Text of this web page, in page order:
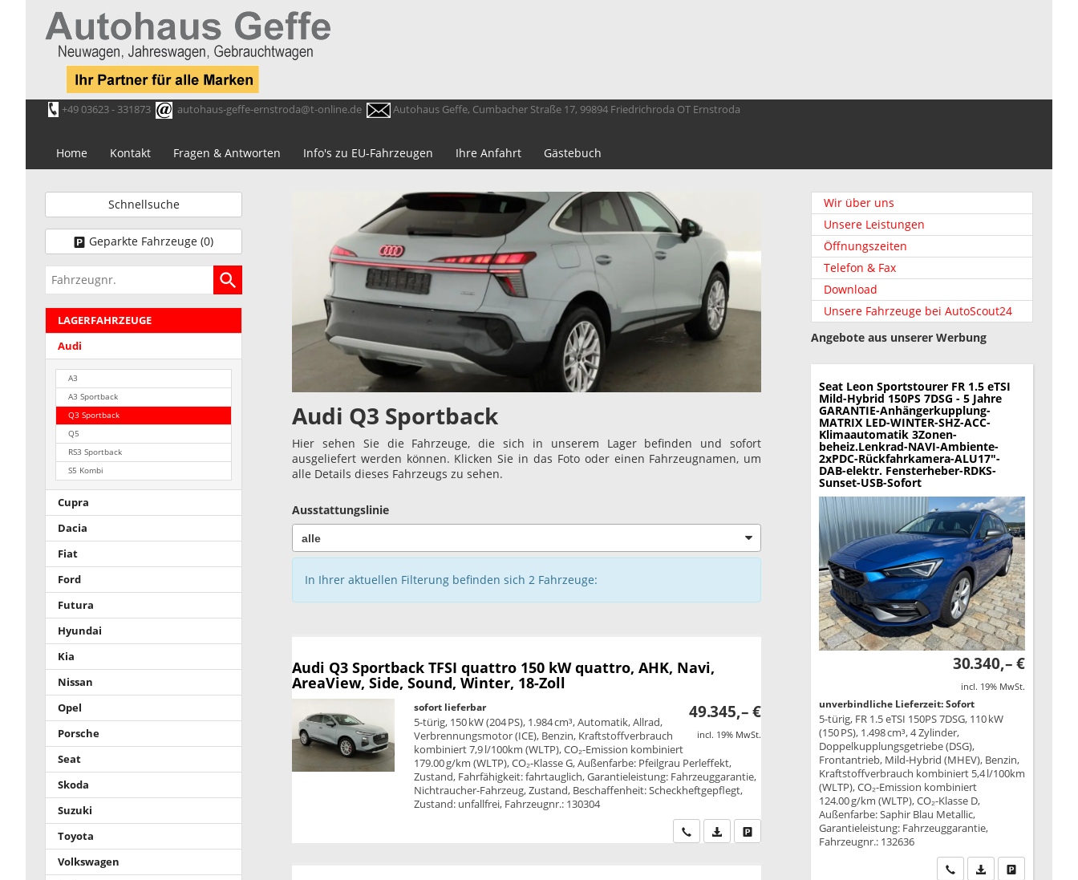
+49 03623 - 331873 autohaus-geffe-ernstroda@t-online.de Autohaus Geffe, Cumbacher Straße 17, 99894 Friedrichroda OT Ernstroda
Home Kontakt Fragen & Antworten Info's zu EU-Fahrzeugen Ihre Anfahrt Gästebuch
Audi Q3 Sportback
Hier sehen Sie die Fahrzeuge, die sich in unserem Lager befinden und sofort
ausgeliefert werden können. Klicken Sie in das Foto oder einen Fahrzeugnamen, um
alle Details dieses Fahrzeugs zu sehen.
Ausstattungslinie
In Ihrer aktuellen Filterung befinden sich 2Fahrzeuge:
Audi Q3 Sportback TFSI quattro 150 kW quattro, AHK, Navi,
AreaView, Side, Sound, Winter, 18-Zoll
49.345,– €
incl. 19% MwSt.
sofort lieferbar
5-türig, 150 kW (204 PS), 1.984 cm³, Automatik, Allrad,
Verbrennungsmotor (ICE), Benzin, Kraftstoffverbrauch
kombiniert 7,9 l/100km (WLTP), CO₂-Emission kombiniert
179.00 g/km (WLTP), CO₂-Klasse G, Außenfarbe: Pfeilgrau Perleffekt,
Zustand, Fahrfähigkeit: fahrtauglich, Garantieleistung: Fahrzeuggarantie,
Nichtraucher-Fahrzeug, Zustand, Beschaffenheit: Scheckheftgepflegt,
Zustand: unfallfrei, Fahrzeugnr.: 130304
Wir rufen Sie anPDF-Datei, Fahrzeugexposé drucken
Drucken, parken oder vergleichen
Schnellsuche
Geparkte Fahrzeuge (0)
Fahrzeugnr.
LAGERFAHRZEUGE
Audi
A3
A3 Sportback
Q3 Sportback
Q5
RS3 Sportback
S5 Kombi
Cupra
Dacia
Fiat
Ford
Futura
Hyundai
Kia
Nissan
Opel
Porsche
Seat
Skoda
Suzuki
Toyota
Volkswagen
Wir über uns
Unsere Leistungen
Öffnungszeiten
Telefon & Fax
Download
Unsere Fahrzeuge bei AutoScout24
Angebote aus unserer Werbung
Seat Leon Sportstourer FR 1.5 eTSI
Mild-Hybrid 150PS 7DSG - 5 Jahre
GARANTIE-Anhängerkupplung-
MATRIX LED-WINTER-SHZ-ACC-
Klimaautomatik 3Zonen-
beheiz.Lenkrad-NAVI-Ambiente-
2xPDC-Rückfahrkamera-ALU17"-
DAB-elektr. Fensterheber-RDKS-
Sunset-USB-Sofort
30.340,– €
incl. 19% MwSt.
unverbindliche Lieferzeit: Sofort
5-türig, FR 1.5 eTSI 150PS 7DSG, 110 kW
(150 PS), 1.498 cm³, 4 Zylinder,
Doppelkupplungsgetriebe (DSG),
Frontantrieb, Mild-Hybrid (MHEV), Benzin,
Kraftstoffverbrauch kombiniert 5,4 l/100km
(WLTP), CO₂-Emission kombiniert
124.00 g/km (WLTP), CO₂-Klasse D,
Außenfarbe: Saphir Blau Metallic,
Garantieleistung: Fahrzeuggarantie,
Fahrzeugnr.: 132636
Wir rufen Sie an
PDF-Datei,Drucken,